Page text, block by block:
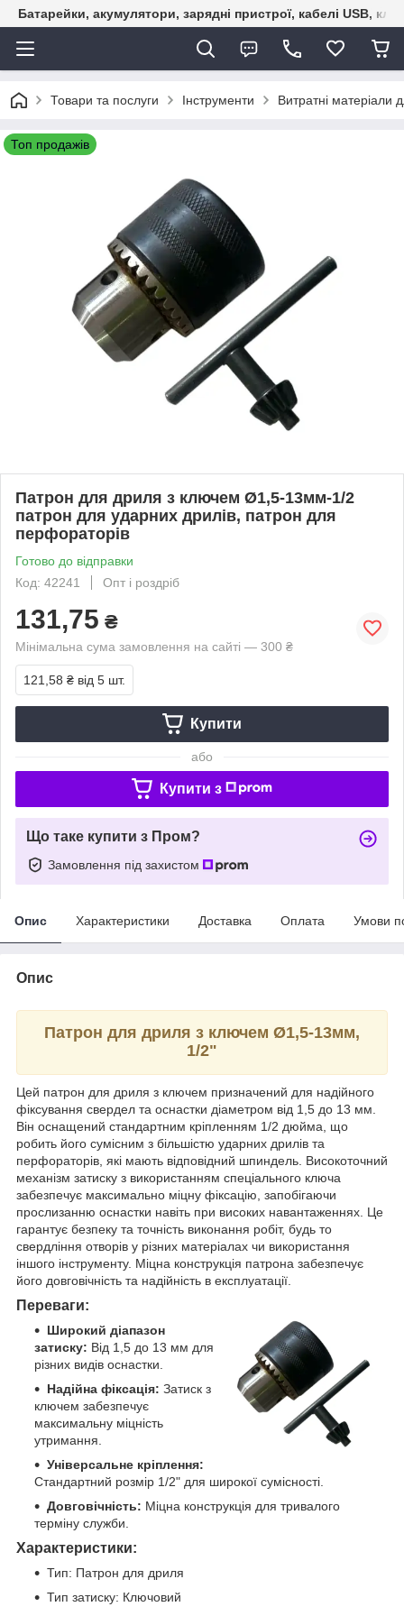
Батарейки, акумулятори, зарядні пристрої, кабелі USB,
Товари та послуги Інструменти Витратні матеріали
Топ продажів
Патрон для дриля з ключем Ø1,5-13мм-1/2
патрон для ударних дрилів, патрон для
перфораторів
Готово до відправки
Код: 42241
Опт і роздріб
131,75 ₴
Мінімальна сума замовлення на сайті — 300 ₴
121,58 ₴ від 5 шт.
Купити
або
Купити з
Що таке купити з Пром?
Замовлення під захистом
Опис Характеристики Доставка Оплата Умови
Опис
Патрон для дриля з ключем Ø1,5-13мм,
1/2"
Цей патрон для дриля з ключем призначений для надійного
фіксування свердел та оснастки діаметром від 1,5 до 13 мм.
Він оснащений стандартним кріпленням 1/2 дюйма, що
робить його сумісним з більшістю ударних дрилів та
перфораторів, які мають відповідний шпиндель. Високоточний
механізм затиску з використанням спеціального ключа
забезпечує максимально міцну фіксацію, запобігаючи
прослизанню оснастки навіть при високих навантаженнях. Це
гарантує безпеку та точність виконання робіт, будь то
свердління отворів у різних матеріалах чи використання
іншого інструменту. Міцна конструкція патрона забезпечує
його довговічність та надійність в експлуатації.
Переваги:
Широкий діапазон
затиску: Від 1,5 до 13 мм для
різних видів оснастки.
Надійна фіксація: Затиск з
ключем забезпечує
максимальну міцність
утримання.
Універсальне кріплення:
Стандартний розмір 1/2" для широкої сумісності.
Довговічність: Міцна конструкція для тривалого
терміну служби.
Характеристики:
Тип: Патрон для дриля
Тип затиску: Ключовий